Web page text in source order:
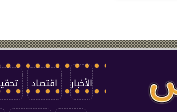
الأخبار اقتصاد